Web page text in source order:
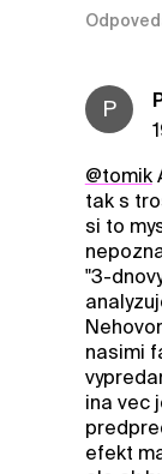
P
@tomik
tak s
si to
"3-
nasimi
ina vec
efekt